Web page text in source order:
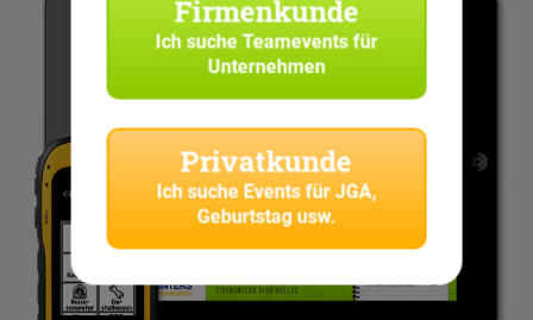
Firmenkunde
Ich sucheTeamevents für
Unternehmen
Privatkunde
Ich suche Events für JGA,
Geburtstag usw.